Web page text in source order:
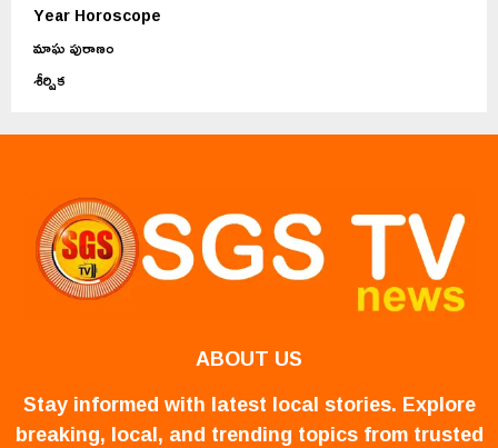
Year Horoscope
మాఘ పురాణం
శీర్షిక
ABOUT US
Stay informed with latest local stories. Explore
breaking, local, and trending topics from trusted